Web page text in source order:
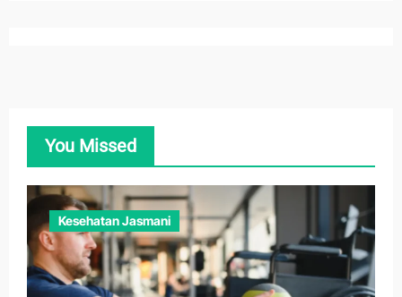
You Missed
Kesehatan Jasmani